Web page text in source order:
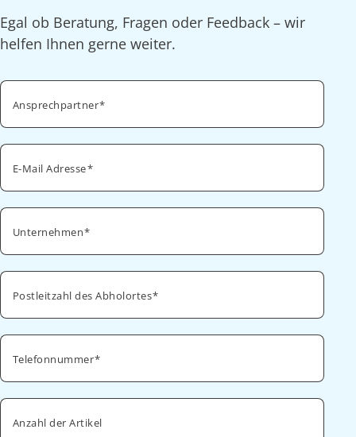
Egal ob Beratung, Fragen oder Feedback – wir
helfen Ihnen gerne weiter.
Ansprechpartner
E-Mail Adresse
Unternehmen
Postleitzahl des Abholortes
Telefonnummer
Anzahl der Artikel